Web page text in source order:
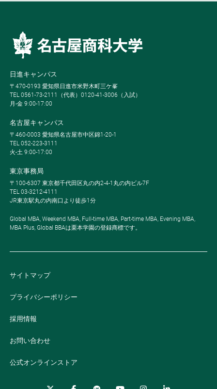
日進キャンパス
〒470-0193 愛知県日進市米野木町三ケ峯
TEL 0561-73-2111（代表）0120-41-3006（入試）
月-金 9:00-17:00
名古屋キャンパス
〒460-0003 愛知県名古屋市中区錦1-20-1
TEL 052-223-3111
火-土 9:00-17:00
東京事務局
〒100-6307 東京都千代田区丸の内2-4-1丸の内ビル7F
TEL 03-3212-4111
JR東京駅丸の内南口より徒歩1分
Global MBA, Weekend MBA, Full-time MBA, Part-time MBA, Evening MBA,
MBA Plus, Global BBAは栗本学園の登録商標です。
サイトマップ
プライバシーポリシー
採用情報
お問い合わせ
公式オンラインストア